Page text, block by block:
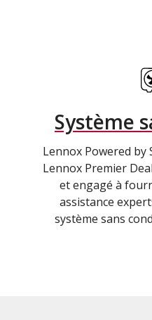
Système
Lennox Powered by
Lennox Premier
et engagé à
assistance
système sans